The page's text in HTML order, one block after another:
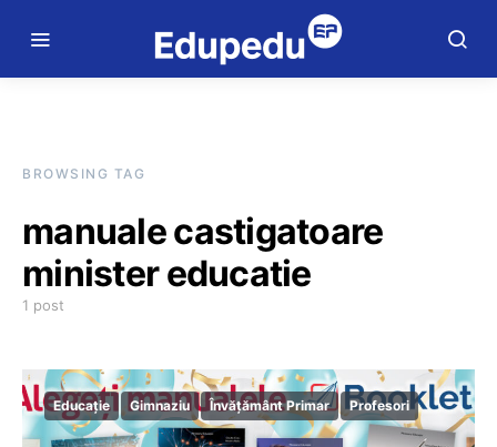
BROWSING TAG
manuale castigatoare
minister educatie
1 post
Educație Gimnaziu Învățământ Primar Profesori